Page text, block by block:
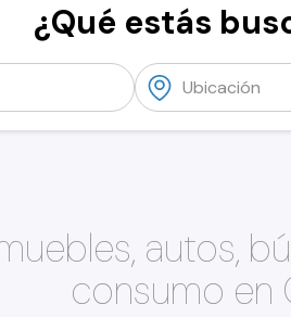
¿Qué estás
autos,
consumo en